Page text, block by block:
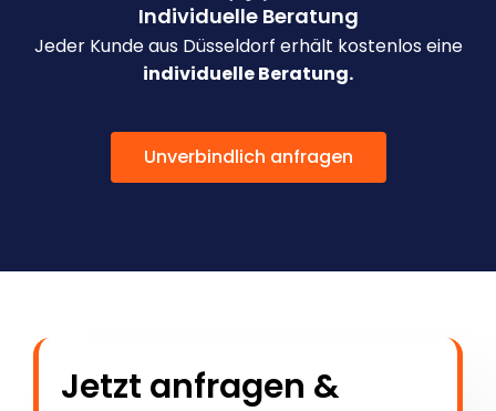
Individuelle Beratung
Jeder Kunde aus Düsseldorf erhält kostenlos eine
individuelle Beratung.
Unverbindlich anfragen
Jetzt anfragen &